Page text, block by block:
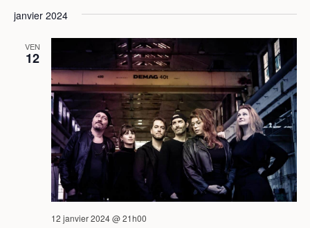
é
janvier 2024
VEN
12
12 janvier 2024 @ 21h00